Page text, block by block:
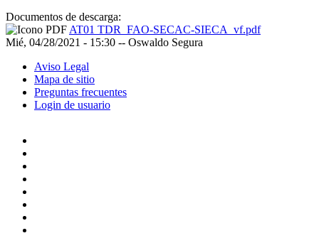
Documentos de descarga:
AT01 TDR_FAO-SECAC-SIECA_vf.pdf
Mié, 04/28/2021 - 15:30 -- Oswaldo Segura
Aviso Legal
Mapa de sitio
Preguntas frecuentes
Login de usuario